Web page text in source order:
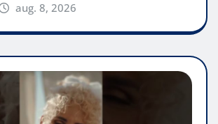
aug. 8, 2026